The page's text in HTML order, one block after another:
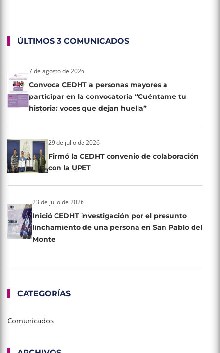
ÚLTIMOS 3 COMUNICADOS
7 de agosto de 2026
Convoca CEDHT a personas mayores a
participar en la convocatoria “Cuéntame tu
historia: voces que dejan huella”
29 de julio de 2026
Firmó la CEDHT convenio de colaboración
con la UPET
23 de julio de 2026
Inició CEDHT investigación por el presunto
linchamiento de una persona en San Pablo del
Monte
CATEGORÍAS
Comunicados